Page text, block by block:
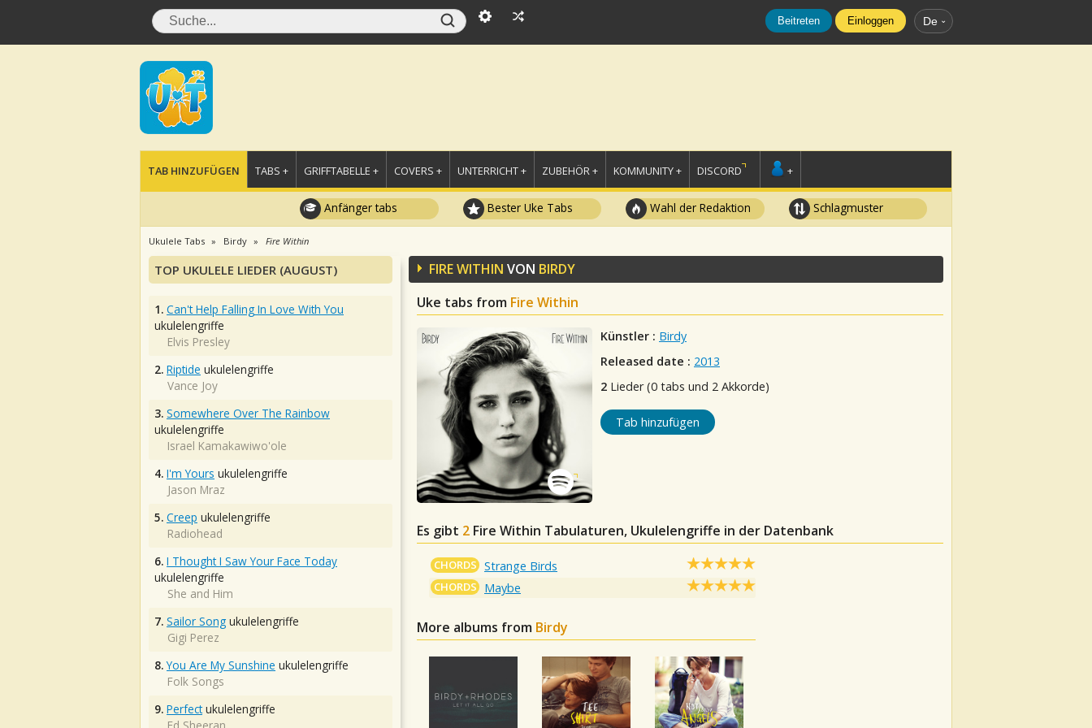
Beitreten Einloggen De
TAB HINZUFÜGEN TABS + GRIFFTABELLE + COVERS + UNTERRICHT + ZUBEHÖR + KOMMUNITY + DISCORD +
Anfänger tabs Bester Uke Tabs Wahl der Redaktion Schlagmuster
Ukulele Tabs Birdy Fire Within
FIRE WITHIN VON BIRDY
Uke tabs from Fire Within
Künstler : Birdy
Released date : 2013
2 Lieder (0 tabs und 2 Akkorde)
Tab hinzufügen
Es gibt 2 Fire Within Tabulaturen, Ukulelengriffe in der Datenbank
CHORDS Strange Birds
CHORDS Maybe
More albums from Birdy
TOP UKULELE LIEDER (AUGUST)
1. Can't Help Falling In Love With You
ukulelengriffe
Elvis Presley
2. Riptide ukulelengriffe
Vance Joy
3. Somewhere Over The Rainbow
ukulelengriffe
Israel Kamakawiwo'ole
4. I'm Yours ukulelengriffe
Jason Mraz
5. Creep ukulelengriffe
Radiohead
6. I Thought I Saw Your Face Today
ukulelengriffe
She and Him
7. Sailor Song ukulelengriffe
Gigi Perez
8. You Are My Sunshine ukulelengriffe
Folk Songs
9. Perfectukulelengriffe